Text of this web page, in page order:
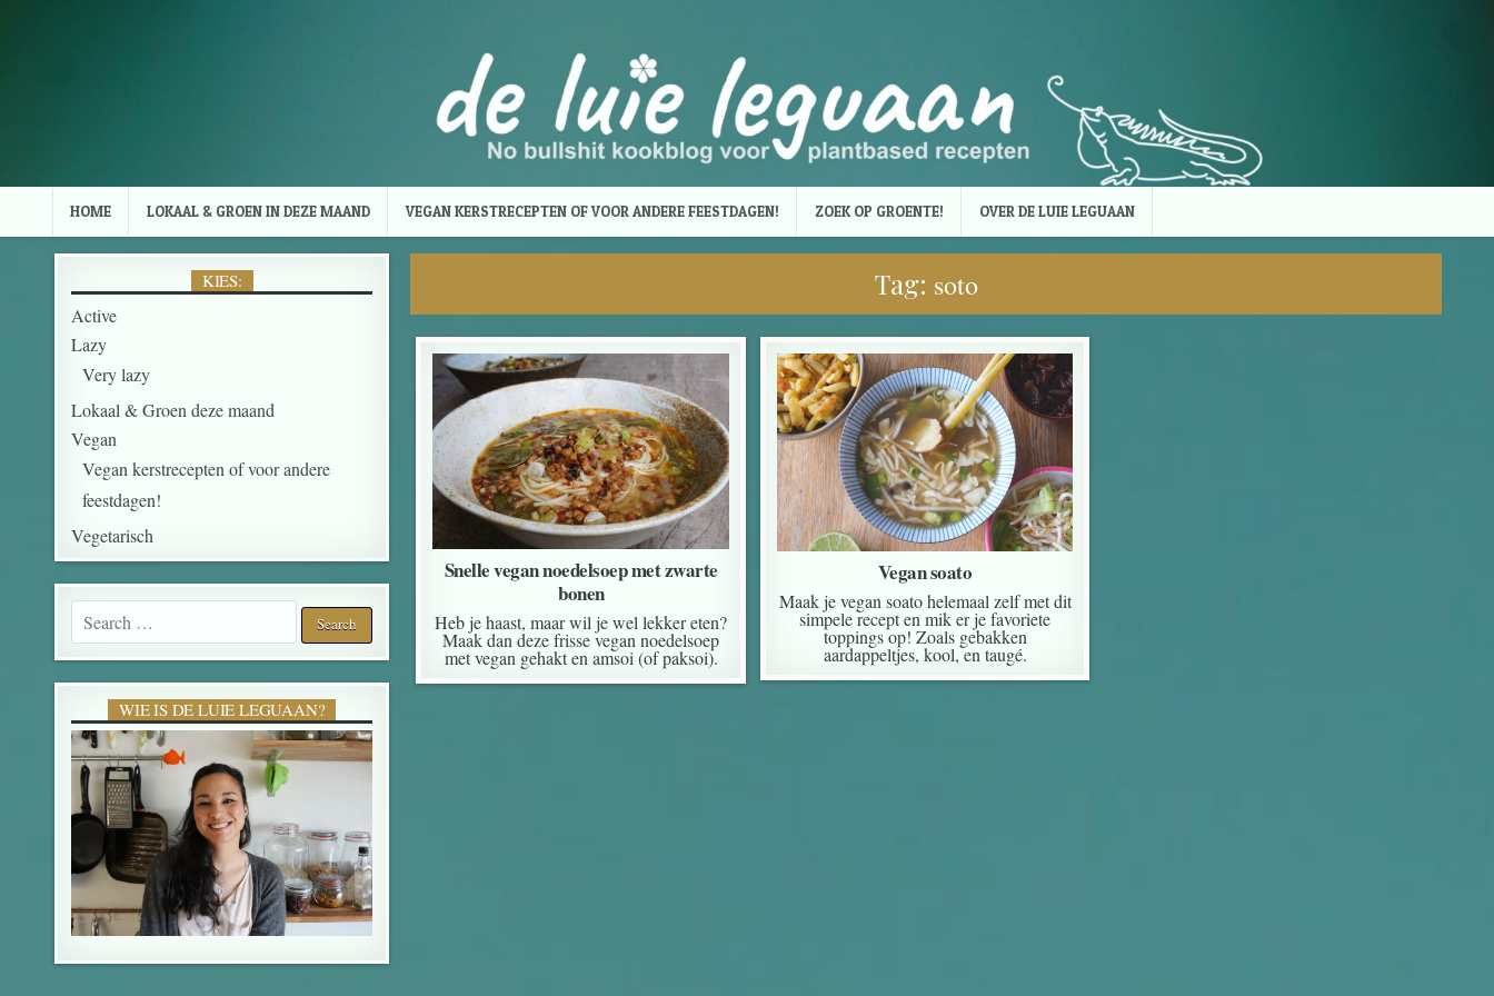
HOME LOKAAL & GROEN IN DEZE MAAND VEGAN KERSTRECEPTEN OF VOOR ANDERE FEESTDAGEN! ZOEK OP GROENTE! OVER DE LUIE LEGUAAN
Tag: soto
Snelle vegan noedelsoep met zwarte
bonen
Heb je haast, maar wil je wel lekker eten?
Maak dan deze frisse vegan noedelsoep
met vegan gehakt en amsoi (of paksoi).
Vegan soato
Maak je vegan soato helemaal zelf met dit
simpele recept en mik er je favoriete
toppings op! Zoals gebakken
aardappeltjes, kool, en taugé.
KIES:
Active
Lazy
Very lazy
Lokaal & Groen deze maand
Vegan
Vegan kerstrecepten of voor andere
feestdagen!
Vegetarisch
Search for:
WIE IS DE LUIE LEGUAAN?